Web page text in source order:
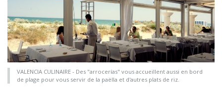
VALENCIA CULINAIRE - Des "arrocerías" vous accueillent aussi en bord
de plage pour vous servir de la paëlla et d'autres plats de riz.